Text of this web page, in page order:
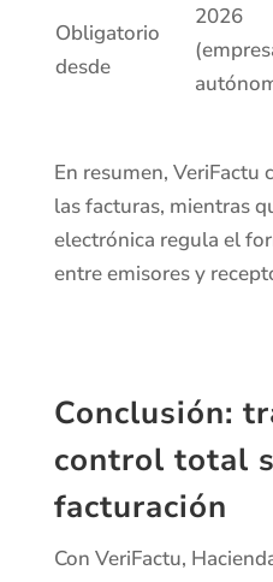
Obligatorio
desde
2026
En resumen, VeriFactu
las facturas, mientras
electrónica regula el
entre emisores y
Conclusión:
control total
facturación
Con VeriFactu,